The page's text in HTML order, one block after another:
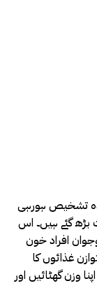
تشخیص ہورہی
گئے ہیں۔ اس
افراد خون
غذائوں کا
وزن گھٹائیں اور